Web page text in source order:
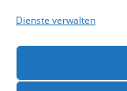
Dienste verwalten
05383 1874
info@aquarium-lutter.de